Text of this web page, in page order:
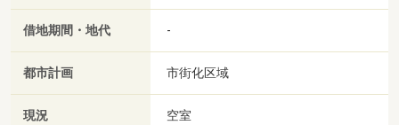
借地期間・地代 -
都市計画 市街化区域
現況 空室